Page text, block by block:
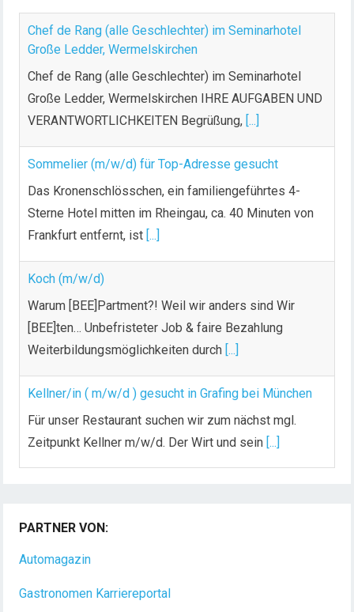
Chef de Rang (alle Geschlechter) im Seminarhotel
Große Ledder, Wermelskirchen
Chef de Rang (alle Geschlechter) im Seminarhotel
Große Ledder, Wermelskirchen IHRE AUFGABEN UND
VERANTWORTLICHKEITEN Begrüßung, [...]
Sommelier (m/w/d) für Top-Adresse gesucht
Das Kronenschlösschen, ein familiengeführtes 4-
Sterne Hotel mitten im Rheingau, ca. 40 Minuten von
Frankfurt entfernt, ist [...]
Koch (m/w/d)
Warum [BEE]Partment?! Weil wir anders sind Wir
[BEE]ten… Unbefristeter Job & faire Bezahlung
Weiterbildungsmöglichkeiten durch [...]
Kellner/in ( m/w/d ) gesucht in Grafing bei München
Für unser Restaurant suchen wir zum nächst mgl.
Zeitpunkt Kellner m/w/d. Der Wirt und sein [...]
Dein Arbeitsplatz mit Urlaubsfeeling Chef de Rang
(m/w/d) Du bist Gastgeber aus Leidenschaft und
PARTNER VON:
Automagazin
Gastronomen Karriereportal